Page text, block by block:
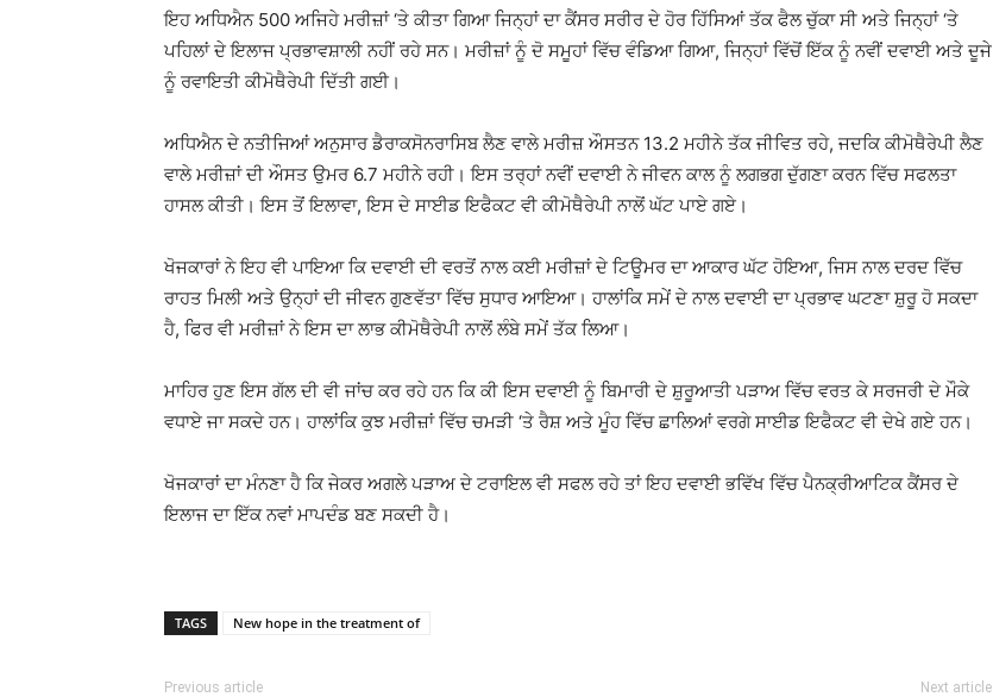
ਇਹ ਅਧਿਐਨ 500 ਅਜਿਹੇ ਮਰੀਜ਼ਾਂ ‘ਤੇ ਕੀਤਾ ਗਿਆ ਜਿਨ੍ਹਾਂ ਦਾ ਕੈਂਸਰ ਸਰੀਰ ਦੇ ਹੋਰ ਹਿੱਸਿਆਂ ਤੱਕ ਫੈਲ ਚੁੱਕਾ ਸੀ ਅਤੇ ਜਿਨ੍ਹਾਂ ‘ਤੇ
ਪਹਿਲਾਂ ਦੇ ਇਲਾਜ ਪ੍ਰਭਾਵਸ਼ਾਲੀ ਨਹੀਂ ਰਹੇ ਸਨ। ਮਰੀਜ਼ਾਂ ਨੂੰ ਦੋ ਸਮੂਹਾਂ ਵਿੱਚ ਵੰਡਿਆ ਗਿਆ, ਜਿਨ੍ਹਾਂ ਵਿੱਚੋਂ ਇੱਕ ਨੂੰ ਨਵੀਂ ਦਵਾਈ ਅਤੇ ਦੂਜੇ
ਨੂੰ ਰਵਾਇਤੀ ਕੀਮੋਥੈਰੇਪੀ ਦਿੱਤੀ ਗਈ।
ਅਧਿਐਨ ਦੇ ਨਤੀਜਿਆਂ ਅਨੁਸਾਰ ਡੈਰਾਕਸੋਨਰਾਸਿਬ ਲੈਣ ਵਾਲੇ ਮਰੀਜ਼ ਔਸਤਨ 13.2 ਮਹੀਨੇ ਤੱਕ ਜੀਵਿਤ ਰਹੇ, ਜਦਕਿ ਕੀਮੋਥੈਰੇਪੀ ਲੈਣ
ਵਾਲੇ ਮਰੀਜ਼ਾਂ ਦੀ ਔਸਤ ਉਮਰ 6.7 ਮਹੀਨੇ ਰਹੀ। ਇਸ ਤਰ੍ਹਾਂ ਨਵੀਂ ਦਵਾਈ ਨੇ ਜੀਵਨ ਕਾਲ ਨੂੰ ਲਗਭਗ ਦੁੱਗਣਾ ਕਰਨ ਵਿੱਚ ਸਫਲਤਾ
ਹਾਸਲ ਕੀਤੀ। ਇਸ ਤੋਂ ਇਲਾਵਾ, ਇਸ ਦੇ ਸਾਈਡ ਇਫੈਕਟ ਵੀ ਕੀਮੋਥੈਰੇਪੀ ਨਾਲੋਂ ਘੱਟ ਪਾਏ ਗਏ।
ਖੋਜਕਾਰਾਂ ਨੇ ਇਹ ਵੀ ਪਾਇਆ ਕਿ ਦਵਾਈ ਦੀ ਵਰਤੋਂ ਨਾਲ ਕਈ ਮਰੀਜ਼ਾਂ ਦੇ ਟਿਊਮਰ ਦਾ ਆਕਾਰ ਘੱਟ ਹੋਇਆ, ਜਿਸ ਨਾਲ ਦਰਦ ਵਿੱਚ
ਰਾਹਤ ਮਿਲੀ ਅਤੇ ਉਨ੍ਹਾਂ ਦੀ ਜੀਵਨ ਗੁਣਵੱਤਾ ਵਿੱਚ ਸੁਧਾਰ ਆਇਆ। ਹਾਲਾਂਕਿ ਸਮੇਂ ਦੇ ਨਾਲ ਦਵਾਈ ਦਾ ਪ੍ਰਭਾਵ ਘਟਣਾ ਸ਼ੁਰੂ ਹੋ ਸਕਦਾ
ਹੈ, ਫਿਰ ਵੀ ਮਰੀਜ਼ਾਂ ਨੇ ਇਸ ਦਾ ਲਾਭ ਕੀਮੋਥੈਰੇਪੀ ਨਾਲੋਂ ਲੰਬੇ ਸਮੇਂ ਤੱਕ ਲਿਆ।
ਮਾਹਿਰ ਹੁਣ ਇਸ ਗੱਲ ਦੀ ਵੀ ਜਾਂਚ ਕਰ ਰਹੇ ਹਨ ਕਿ ਕੀ ਇਸ ਦਵਾਈ ਨੂੰ ਬਿਮਾਰੀ ਦੇ ਸ਼ੁਰੂਆਤੀ ਪੜਾਅ ਵਿੱਚ ਵਰਤ ਕੇ ਸਰਜਰੀ ਦੇ ਮੌਕੇ
ਵਧਾਏ ਜਾ ਸਕਦੇ ਹਨ। ਹਾਲਾਂਕਿ ਕੁਝ ਮਰੀਜ਼ਾਂ ਵਿੱਚ ਚਮੜੀ ‘ਤੇ ਰੈਸ਼ ਅਤੇ ਮੂੰਹ ਵਿੱਚ ਛਾਲਿਆਂ ਵਰਗੇ ਸਾਈਡ ਇਫੈਕਟ ਵੀ ਦੇਖੇ ਗਏ ਹਨ।
ਖੋਜਕਾਰਾਂ ਦਾ ਮੰਨਣਾ ਹੈ ਕਿ ਜੇਕਰ ਅਗਲੇ ਪੜਾਅ ਦੇ ਟਰਾਇਲ ਵੀ ਸਫਲ ਰਹੇ ਤਾਂ ਇਹ ਦਵਾਈ ਭਵਿੱਖ ਵਿੱਚ ਪੈਨਕ੍ਰੀਆਟਿਕ ਕੈਂਸਰ ਦੇ
ਇਲਾਜ ਦਾ ਇੱਕ ਨਵਾਂ ਮਾਪਦੰਡ ਬਣ ਸਕਦੀ ਹੈ।
TAGS New hope in the treatment of
Previous article Next article